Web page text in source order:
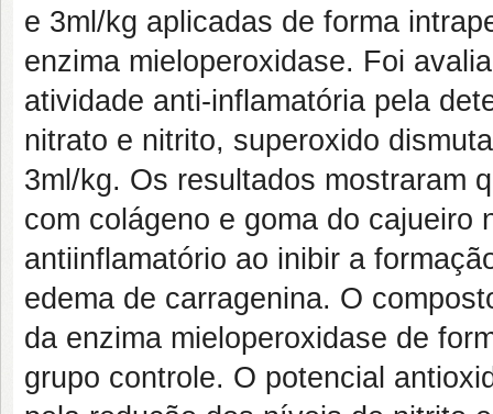
e 3ml/kg aplicadas de forma
enzima mieloperoxidase. Foi
atividade anti-inflamatória pela
nitrato e nitrito, superoxido
3ml/kg. Os resultados mostraram
com colágeno e goma do cajueiro
antiinflamatório ao inibir a
edema de carragenina. O
da enzima mieloperoxidase de
grupo controle. O potencial